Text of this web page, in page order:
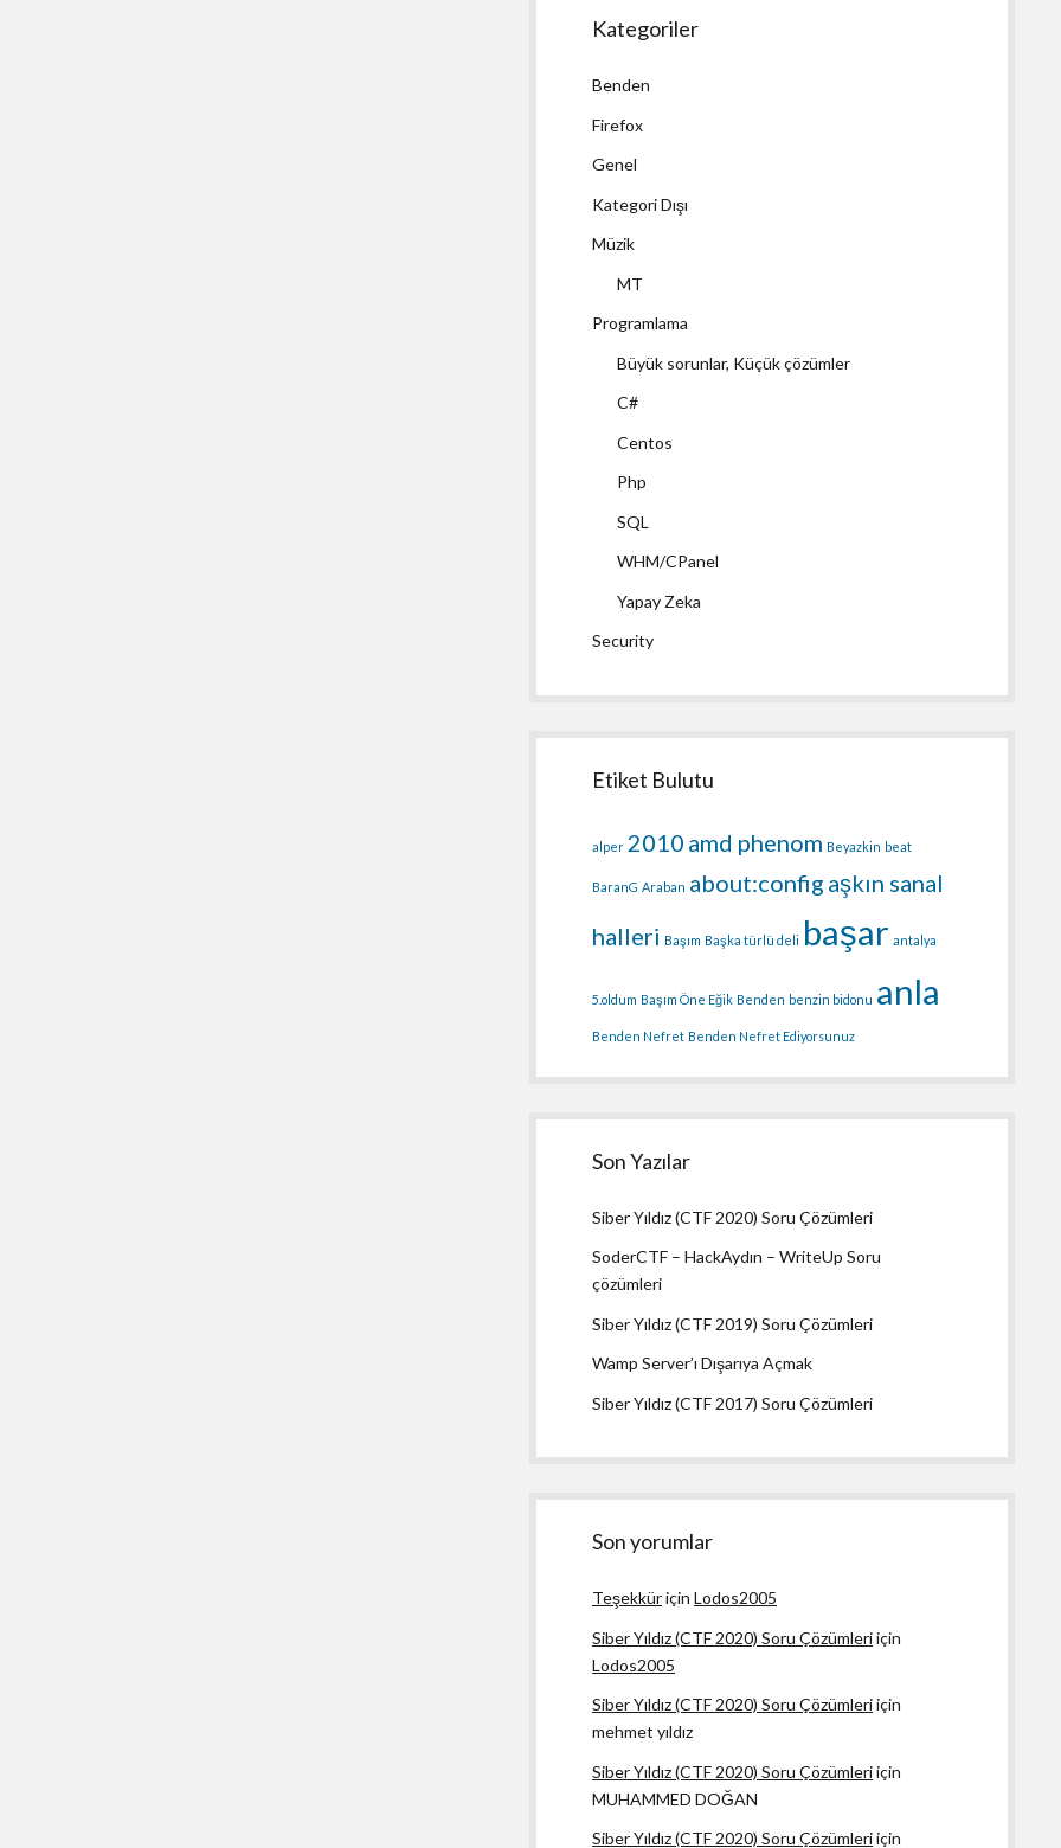
Kategoriler
Benden
Firefox
Genel
Kategori Dışı
Müzik
MT
Programlama
Büyük sorunlar, Küçük çözümler
C#
Centos
Php
SQL
WHM/CPanel
Yapay Zeka
Security
Etiket Bulutu
alper 2010 amd phenom Beyazkin beat
BaranG Araban about:config aşkın sanal
halleri Başım Başka türlü deli başar antalya
5.oldum Başım Öne Eğik Benden benzin bidonu anla
Benden Nefret Benden Nefret Ediyorsunuz
Son Yazılar
Siber Yıldız (CTF 2020) Soru Çözümleri
SoderCTF – HackAydın – WriteUp Soru
çözümleri
Siber Yıldız (CTF 2019) Soru Çözümleri
Wamp Server’ı Dışarıya Açmak
Siber Yıldız (CTF 2017) Soru Çözümleri
Son yorumlar
TeşekküriçinLodos2005
Siber Yıldız (CTF 2020) Soru Çözümleriiçin
Lodos2005
Siber Yıldız (CTF 2020) Soru Çözümleriiçin
mehmet yıldız
Siber Yıldız (CTF 2020) Soru Çözümleriiçin
MUHAMMED DOĞAN
Siber Yıldız (CTF 2020) Soru Çözümleriiçin